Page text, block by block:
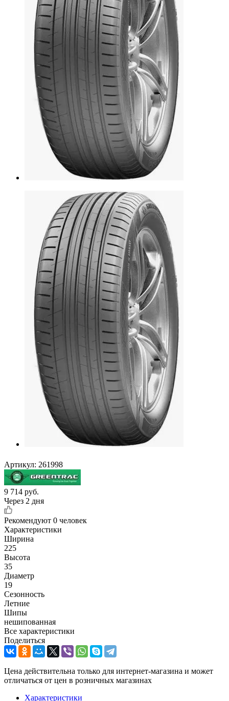
Артикул: 261998
9 714 руб.
Через 2 дня
Рекомендуют 0 человек
Характеристики
Ширина
225
Высота
35
Диаметр
19
Сезонность
Летние
Шипы
нешипованная
Все характеристики
Поделиться
Цена действительна только для интернет-магазина и может
отличаться от цен в розничных магазинах
Характеристики